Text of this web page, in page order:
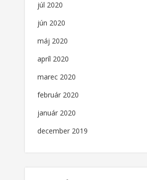
júl 2020
jún 2020
máj 2020
apríl 2020
marec 2020
február 2020
január 2020
december 2019